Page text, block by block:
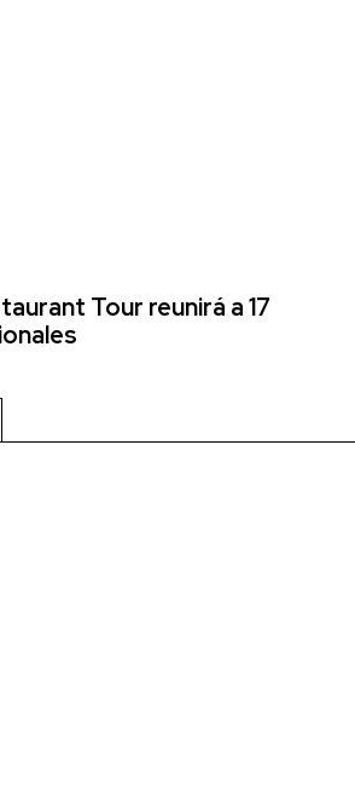
Tour reunirá a 17